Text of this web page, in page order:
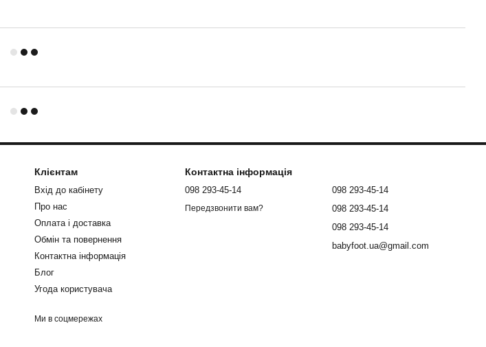
Клієнтам
Вхід до кабінету
Про нас
Оплата і доставка
Обмін та повернення
Контактна інформація
Блог
Угода користувача
Ми в соцмережах
Контактна інформація
098 293-45-14
Передзвонити вам?
098 293-45-14
098 293-45-14
098 293-45-14
babyfoot.ua@gmail.com